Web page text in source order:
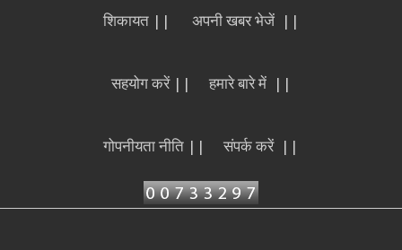
शिकायत || अपनी खबर भेजें ||
सहयोग करें || हमारे बारे में ||
गोपनीयता नीति || संपर्क करें ||